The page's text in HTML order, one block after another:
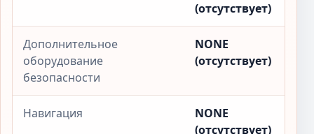
(отсутствует)
Дополнительное
оборудование
безопасности
NONE
(отсутствует)
Навигация
NONE
(отсутствует)